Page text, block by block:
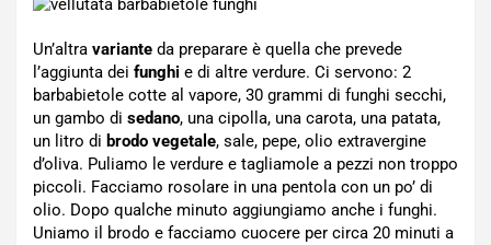
Un’altra variante da preparare è quella che prevede
l’aggiunta dei funghi e di altre verdure. Ci servono: 2
barbabietole cotte al vapore, 30 grammi di funghi secchi,
un gambo di sedano, una cipolla, una carota, una patata,
un litro di brodo vegetale, sale, pepe, olio extravergine
d’oliva. Puliamo le verdure e tagliamole a pezzi non troppo
piccoli. Facciamo rosolare in una pentola con un po’ di
olio. Dopo qualche minuto aggiungiamo anche i funghi.
Uniamo il brodo e facciamo cuocere per circa 20 minuti a